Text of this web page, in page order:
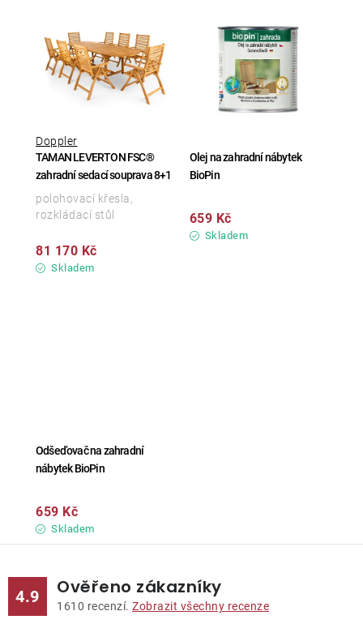
TAMAN LEVERTON FSC®
zahradní sedací souprava 8+1
Doppler
Skladem
81 170 Kč
polohovací křesla,
rozkládací stůl
Olej na zahradní nábytek
BioPin
Skladem
659 Kč
Odšeďovač na zahradní
nábytek BioPin
Skladem
659 Kč
4.9 Ověřeno zákazníky
1610 recenzí. Zobrazit všechny recenze